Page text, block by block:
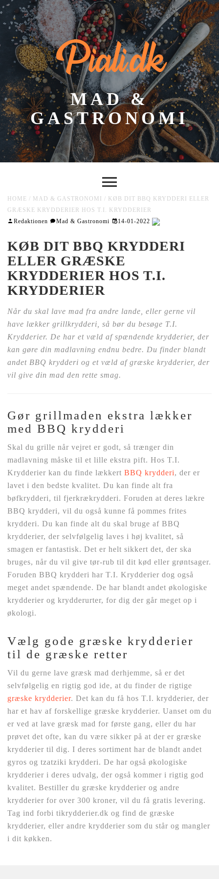
Piali.dk
MAD &
GASTRONOMI
HOME / MAD & GASTRONOMI / KØB DIT BBQ KRYDDERI ELLER
GRÆSKE KRYDDERIER HOS T.I. KRYDDERIER
Redaktionen
Mad & Gastronomi 14-01-2022
KØB DIT BBQ KRYDDERI
ELLER GRÆSKE
KRYDDERIER HOS T.I.
KRYDDERIER
Når du skal lave mad fra andre lande, eller gerne vil
have lækker grillkrydderi, så bør du besøge T.I.
Krydderier. De har et væld af spændende krydderier, der
kan gøre din madlavning endnu bedre. Du finder blandt
andet BBQ krydderi og et væld af græske krydderier, der
vil give din mad den rette smag.
Gør grillmaden ekstra lækker
med BBQ krydderi
Skal du grille når vejret er godt, så trænger din
madlavning måske til et lille ekstra pift. Hos T.I.
Krydderier kan du finde lækkert BBQ krydderi, der er
lavet i den bedste kvalitet. Du kan finde alt fra
bøfkrydderi, til fjerkrækrydderi. Foruden at deres lækre
BBQ krydderi, vil du også kunne få pommes frites
krydderi. Du kan finde alt du skal bruge af BBQ
krydderier, der selvfølgelig laves i høj kvalitet, så
smagen er fantastisk. Det er helt sikkert det, der ska
bruges, når du vil give tør-rub til dit kød eller grøntsager.
Foruden BBQ krydderi har T.I. Krydderier dog også
meget andet spændende. De har blandt andet økologiske
krydderier og krydderurter, for dig der går meget op i
økologi.
Vælg gode græske krydderier
til de græske retter
Vil du gerne lave græsk mad derhjemme, så er det
selvfølgelig en rigtig god ide, at du finder de rigtige
græske krydderier. Det kan du få hos T.I. krydderier, der
har et hav af forskellige græske krydderier. Uanset om du
er ved at lave græsk mad for første gang, eller du har
prøvet det ofte, kan du være sikker på at der er græske
krydderier til dig. I deres sortiment har de blandt andet
gyros og tzatziki krydderi. De har også økologiske
krydderier i deres udvalg, der også kommer i rigtig god
kvalitet. Bestiller du græske krydderier og andre
krydderier for over 300 kroner, vil du få gratis levering.
Tag ind forbi tikrydderier.dk og find de græske
krydderier, eller andre krydderier som du står og mangler
i dit køkken.